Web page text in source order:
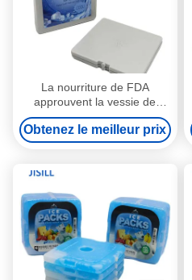
La nourriture de FDA
approuvent la vessie de
glace de gamelle/couleur
fraîche de gris de blocs de
congélateur de sac
Obtenez le meilleur prix